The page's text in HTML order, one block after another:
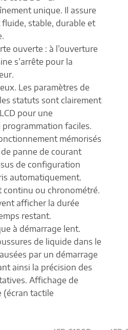
unique. Il assure
stable, durable et
ouverte : à l’ouverture
s’arrête pour la
Les paramètres de
statuts sont clairement
pour une
faciles.
mémorisés
panne de courant
de configuration
automatiquement.
continu ou chronométré.
afficher la durée
restant.
à démarrage lent.
de liquide dans le
par un démarrage
ainsi la précision des
Affichage de
(écran tactile